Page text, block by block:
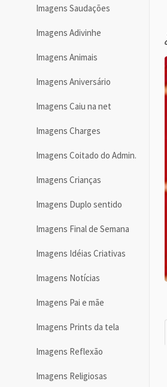
Imagens Saudações
Imagens Adivinhe
Imagens Animais
Imagens Aniversário
Imagens Caiu na net
Imagens Charges
Imagens Coitado do Admin.
Imagens Crianças
Imagens Duplo sentido
Imagens Final de Semana
Imagens Idéias Criativas
Imagens Notícias
Imagens Pai e mãe
Imagens Prints da tela
Imagens Reflexão
Imagens Religiosas